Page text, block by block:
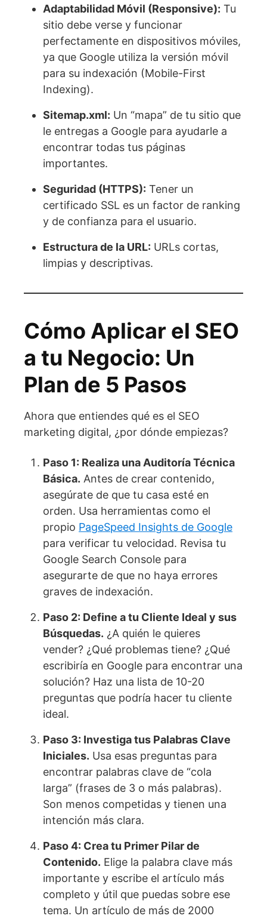
Adaptabilidad Móvil (Responsive): Tu
sitio debe verse y funcionar
perfectamente en dispositivos móviles,
ya que Google utiliza la versión móvil
para su indexación (Mobile-First
Indexing).
Sitemap.xml: Un “mapa” de tu sitio que
le entregas a Google para ayudarle a
encontrar todas tus páginas
importantes.
Seguridad (HTTPS): Tener un
certificado SSL es un factor de ranking
y de confianza para el usuario.
Estructura de la URL: URLs cortas,
limpias y descriptivas.
Cómo Aplicar el SEO
a tu Negocio: Un
Plan de 5 Pasos
Ahora que entiendes qué es el SEO
marketing digital, ¿por dónde empiezas?
Paso 1: Realiza una Auditoría Técnica
Básica. Antes de crear contenido,
asegúrate de que tu casa esté en
orden. Usa herramientas como el
propio PageSpeed Insights de Google
para verificar tu velocidad. Revisa tu
Google Search Console para
asegurarte de que no haya errores
graves de indexación.
Paso 2: Define a tu Cliente Ideal y sus
Búsquedas. ¿A quién le quieres
vender? ¿Qué problemas tiene? ¿Qué
escribiría en Google para encontrar una
solución? Haz una lista de 10-20
preguntas que podría hacer tu cliente
ideal.
Paso 3: Investiga tus Palabras Clave
Iniciales. Usa esas preguntas para
encontrar palabras clave de “cola
larga” (frases de 3 o más palabras).
Son menos competidas y tienen una
intención más clara.
Paso 4: Crea tu Primer Pilar de
Contenido. Elige la palabra clave más
importante y escribe el artículo más
completo y útil que puedas sobre ese
tema. Un artículo de más de 2000